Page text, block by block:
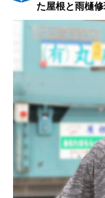
た屋根と雨樋